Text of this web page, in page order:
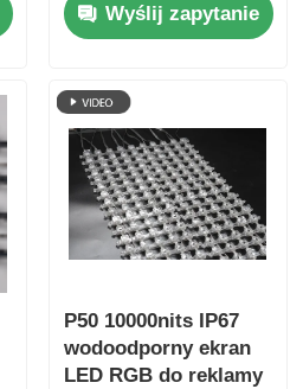
ekran LED
zewnętrzny o niskiej
Wyślij zapytanie
P50 10000nits IP67
wodoodporny ekran
LED RGB do reklamy